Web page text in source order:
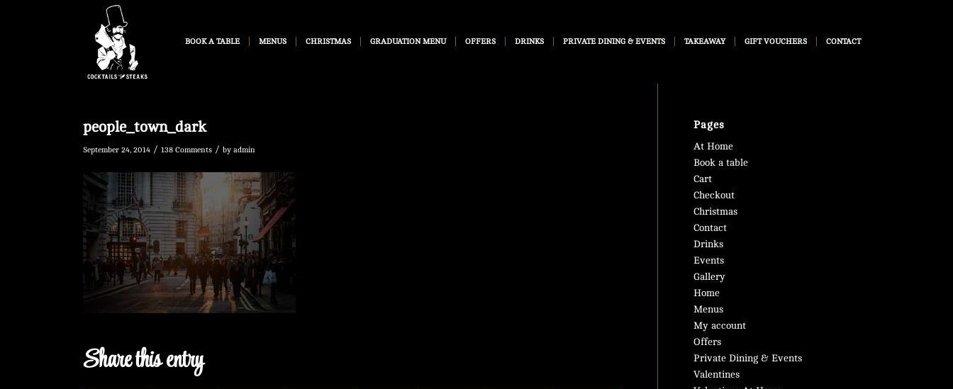
BOOK A TABLE MENUS CHRISTMAS GRADUATION MENU OFFERS DRINKS PRIVATE DINING & EVENTS TAKEAWAY GIFT VOUCHERS CONTACT
people_town_dark
September 24, 2014 / 138 Comments / byadmin
Share this entry
Pages
At Home
Book a table
Cart
Checkout
Christmas
Contact
Drinks
Events
Gallery
Home
Menus
My account
Offers
Private Dining & Events
Valentines